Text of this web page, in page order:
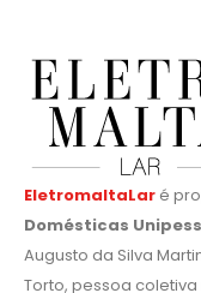
EletromaltaLar é
Domésticas
Augusto da Silva
Torto, pessoa coletiva